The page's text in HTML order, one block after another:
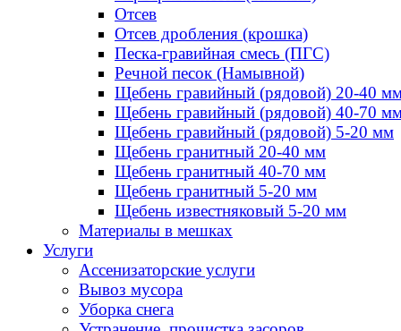
Отсев
Отсев дробления (крошка)
Песка-гравийная смесь (ПГС)
Речной песок (Намывной)
Щебень гравийный (рядовой) 20-40
Щебень гравийный (рядовой) 40-70
Щебень гравийный (рядовой) 5-20 мм
Щебень гранитный 20-40 мм
Щебень гранитный 40-70 мм
Щебень гранитный 5-20 мм
Щебень известняковый 5-20 мм
Материалы в мешках
Услуги
Ассенизаторские услуги
Вывоз мусора
Уборка снега